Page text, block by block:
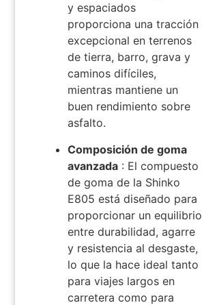
y espaciados
proporciona una tracción
excepcional en terrenos
de tierra, barro, grava y
caminos difíciles,
mientras mantiene un
buen rendimiento sobre
asfalto.
Composición de goma
avanzada: El compuesto
de goma de la Shinko
E805 está diseñado para
proporcionar un equilibrio
entre durabilidad, agarre
y resistencia al desgaste,
lo que la hace ideal tanto
para viajes largos en
carretera como para